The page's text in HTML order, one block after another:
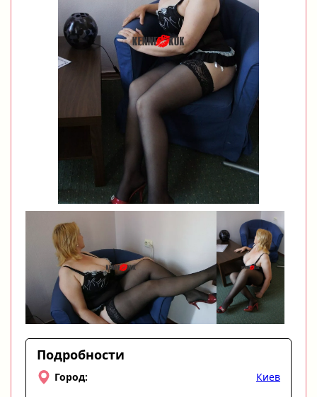
Подробности
Город: Киев